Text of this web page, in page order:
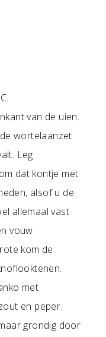
van de uien.
wortelaanzet
Leg
dat kontje met
alsof u de
allemaal vast
vouw
kom de
met
en peper.
grondig door